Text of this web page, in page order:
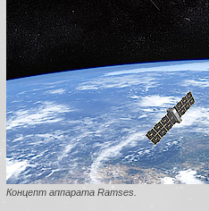
Концепт аппарата Ramses.
для входа в систему: